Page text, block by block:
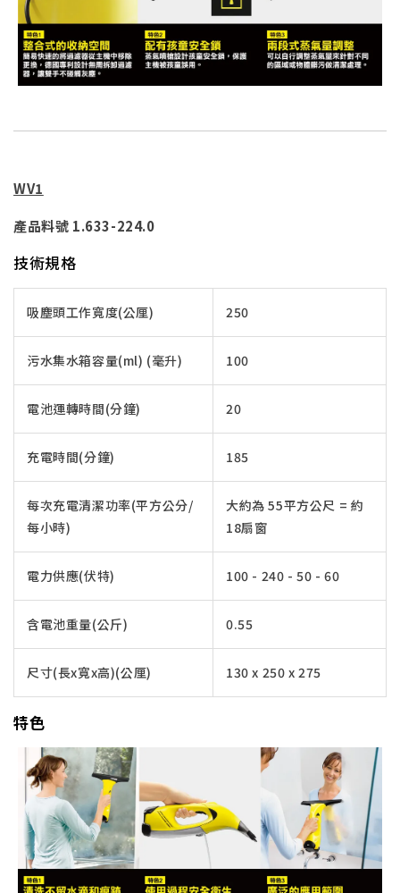
WV1
產品料號 1.633-224.0
技術規格
吸塵頭工作寬度(公厘) 250
污水集水箱容量(ml) (毫升) 100
電池運轉時間(分鐘) 20
充電時間(分鐘) 185
每次充電清潔功率(平方公分/
每小時)
大約為 55平方公尺 = 約
18扇窗
電力供應(伏特) 100 - 240 - 50 - 60
含電池重量(公斤) 0.55
尺寸(長x寬x高)(公厘) 130 x 250 x 275
特色